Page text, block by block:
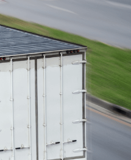
personalizado e
com a nossa
de contratar o
você deseja
tudo conosco e
de tradição no
de móveis.